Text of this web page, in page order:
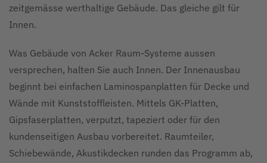
zeitgemässe werthaltige Gebäude. Das gleiche gilt für
Innen.
Was Gebäude von Acker Raum-Systeme aussen
versprechen, halten Sie auch Innen. Der Innenausbau
beginnt bei einfachen Laminospanplatten für Decke und
Wände mit Kunststoffleisten. Mittels GK-Platten,
Gipsfaserplatten, verputzt, tapeziert oder für den
kundenseitigen Ausbau vorbereitet. Raumteiler,
Schiebewände, Akustikdecken runden das Programm ab,